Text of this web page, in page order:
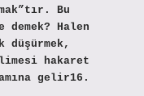
Bu
Halen
düşürmek,
hakaret
gelir16.